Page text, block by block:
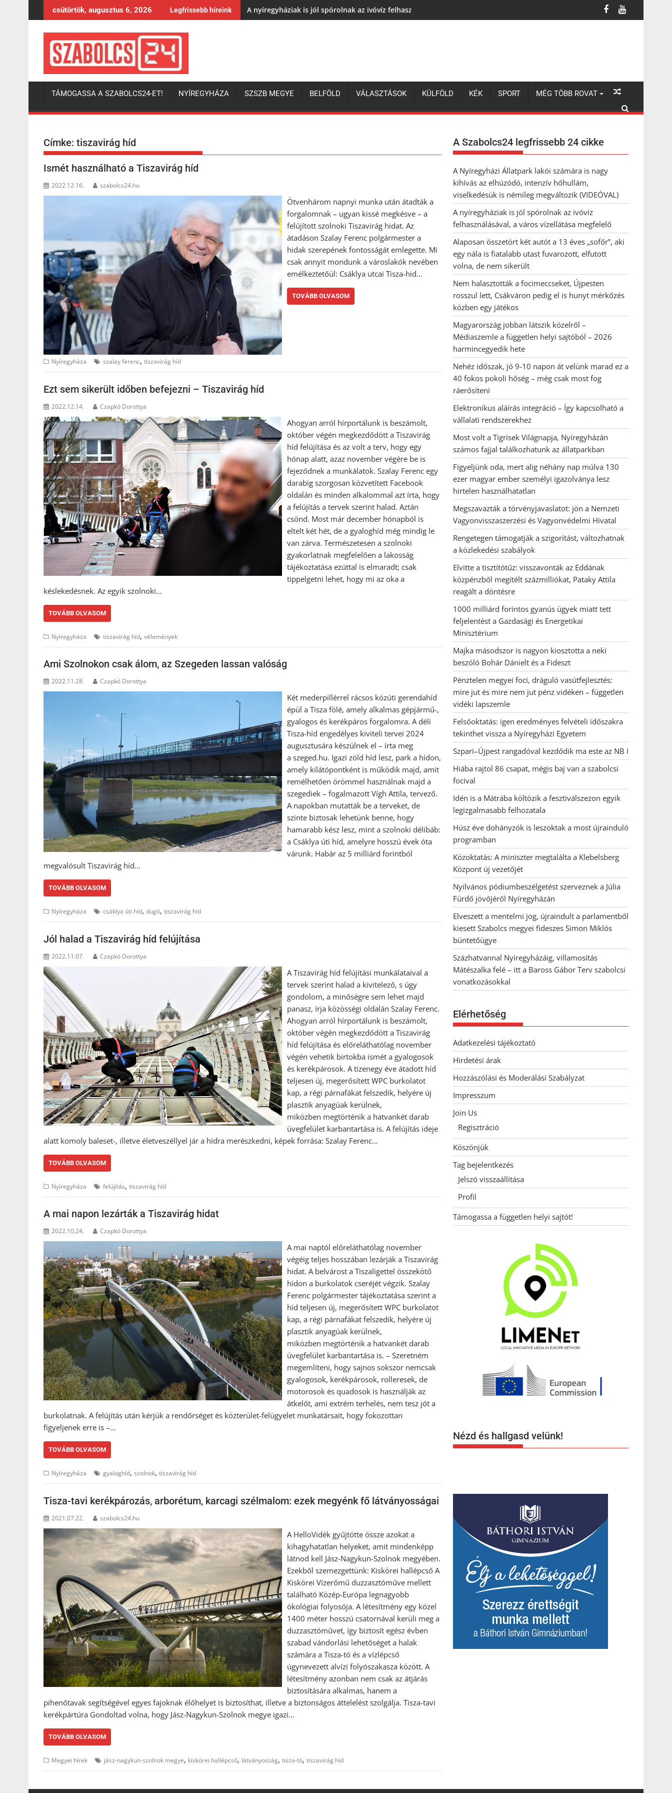
to
csütörtök, augusztus 6, 2026 Legfrissebb híreink A nyíregyháziak is jól spórolnak az ivóvíz felhasználásával, a város vízellátása megfelelő
TÁMOGASSA A SZABOLCS24-ET! NYÍREGYHÁZA SZSZB MEGYE BELFÖLD VÁLASZTÁSOK KÜLFÖLD KÉK SPORT MÉG TÖBB ROVAT
Címke: tiszavirág híd
Ismét használható a Tiszavirág híd
2022.12.16. szabolcs24.hu
Ötvenhárom napnyi munka után átadták a
forgalomnak – ugyan kissé megkésve – a
felújított szolnoki Tiszavirág hidat. Az
átadáson Szalay Ferenc polgármester a
hidak szerepének fontosságát emlegette. Mi
csak annyit mondunk a városlakók nevében
emélkeztetőül: Csáklya utcai Tisza-hid…
TOVÁBB OLVASOM
Nyíregyháza szalay ferenc, tiszavirág híd
Ezt sem sikerült időben befejezni – Tiszavirág híd
2022.12.14. Czapkó Dorottya
Ahogyan arról hírportálunk is beszámolt,
október végén megkezdődött a Tiszavirág
híd felújítása és az volt a terv, hogy egy
hónap alatt, azaz november végére be is
fejeződnek a munkálatok. Szalay Ferenc egy
darabig szorgosan közvetített Facebook
oldalán és minden alkalommal azt írta, hogy
a felújítás a tervek szerint halad. Aztán
csönd. Most már december hónapból is
eltelt két hét, de a gyaloghíd még mindig le
van zárva. Természetesen a szolnoki
gyakorlatnak megfelelően a lakosság
tájékoztatása ezúttal is elmaradt; csak
tippelgetni lehet, hogy mi az oka a
késlekedésnek. Az egyik szolnoki…
TOVÁBB OLVASOM
Nyíregyháza tiszavirág híd, vélemények
Ami Szolnokon csak álom, az Szegeden lassan valóság
2022.11.28. Czapkó Dorottya
Két mederpillérrel rácsos közúti gerendahíd
épül a Tisza fölé, amely alkalmas gépjármű-,
gyalogos és kerékpáros forgalomra. A déli
Tisza-híd engedélyes kiviteli tervei 2024
augusztusára készülnek el – írta meg
a szeged.hu. Igazi zöld híd lesz, park a hídon,
amely kilátópontként is működik majd, amit
remélhetően örömmel használnak majd a
szegediek – fogalmazott Vígh Attila, tervező.
A napokban mutatták be a terveket, de
szinte biztosak lehetünk benne, hogy
hamarabb kész lesz, mint a szolnoki délibáb:
a Csáklya úti híd, amelyre hosszú évek óta
várunk. Habár az 5 milliárd forintból
megvalósult Tiszavirág híd…
TOVÁBB OLVASOM
Nyíregyháza csáklya úti híd, dugó, tiszavirág híd
Jól halad a Tiszavirág híd felújítása
2022.11.07. Czapkó Dorottya
A Tiszavirág híd felújítási munkálataival a
tervek szerint halad a kivitelező, s úgy
gondolom, a minőségre sem lehet majd
panasz, írja közösségi oldalán Szalay Ferenc.
Ahogyan arról hírportálunk is beszámolt,
október végén megkezdődött a Tiszavirág
híd felújítása és előreláthatólag november
végén vehetik birtokba ismét a gyalogosok
és kerékpárosok. A tizenegy éve átadott híd
teljesen új, megerősített WPC burkolatot
kap, a régi párnafákat felszedik, helyére új
plasztik anyagúak kerülnek,
miközben megtörténik a hatvankét darab
üvegfelület karbantartása is. A felújítás ideje
alatt komoly baleset-, illetve életveszéllyel jár a hídra merészkedni, képek forrása: Szalay Ferenc…
TOVÁBB OLVASOM
Nyíregyháza felújítás, tiszavirág híd
A mai napon lezárták a Tiszavirág hidat
2022.10.24. Czapkó Dorottya
A mai naptól előreláthatólag november
végéig teljes hosszában lezárják a Tiszavirág
hidat. A belvárost a Tiszaligettel összekötő
hídon a burkolatok cseréjét végzik. Szalay
Ferenc polgármester tájékoztatása szerint a
híd teljesen új, megerősített WPC burkolatot
kap, a régi párnafákat felszedik, helyére új
plasztik anyagúak kerülnek,
miközben megtörténik a hatvankét darab
üvegfelület karbantartása is. – Szeretném
megemlíteni, hogy sajnos sokszor nemcsak
gyalogosok, kerékpárosok, rolleresek, de
motorosok és quadosok is használják az
átkelőt, ami extrém terhelés, nem tesz jót a
burkolatnak. A felújítás után kérjük a rendőrséget és közterület-felügyelet munkatársait, hogy fokozottan
figyeljenek erre is –…
TOVÁBB OLVASOM
Nyíregyháza gyaloghíd, szolnok, tiszavirág híd
Tisza-tavi kerékpározás, arborétum, karcagi szélmalom: ezek megyénk fő látványosságai
2021.07.22. szabolcs24.hu
A HelloVidék gyűjtötte össze azokat a
kihagyhatatlan helyeket, amit mindenképp
látnod kell Jász-Nagykun-Szolnok megyében.
Ezekből szemezgettünk: Kiskörei hallépcső A
Kiskörei Vízerőmű duzzasztóműve mellett
található Közép-Európa legnagyobb
ökológiai folyosója. A létesítmény egy közel
1400 méter hosszú csatornával kerüli meg a
duzzasztóművet, így biztosít egész évben
szabad vándorlási lehetőséget a halak
számára a Tisza-tó és a vízlépcső
úgynevezett alvízi folyószakasza között. A
létesítmény azonban nem csak az átjárás
biztosítására alkalmas, hanem a
pihenőtavak segítségével egyes fajoknak élőhelyet is biztosíthat, illetve a biztonságos áttelelést szolgálja. Tisza-tavi
kerékpártúra Gondoltad volna, hogy Jász-Nagykun-Szolnok megye igazi…
TOVÁBB OLVASOM
Megyei hírek jász-nagykun-szolnok megye, kiskörei hallépcső, látványosság, tisza-tó, tiszavirág híd
A Szabolcs24 legfrissebb 24 cikke
A Nyíregyházi Állatpark lakói számára is nagy
kihívás az elhúzódó, intenzív hőhullám,
viselkedésük is némileg megváltozik (VIDEÓVAL)
A nyíregyháziak is jól spórolnak az ivóvíz
felhasználásával, a város vízellátása megfelelő
Alaposan összetört két autót a 13 éves „sofőr”, aki
egy nála is fiatalabb utast fuvarozott, elfutott
volna, de nem sikerült
Nem halasztották a focimeccseket, Újpesten
rosszul lett, Csákváron pedig el is hunyt mérkőzés
közben egy játékos
Magyarország jobban látszik közelről –
Médiaszemle a független helyi sajtóból – 2026
harmincegyedik hete
Nehéz időszak, jó 9-10 napon át velünk marad ez a
40 fokos pokoli hőség – még csak most fog
ráerősíteni
Elektronikus aláírás integráció – Így kapcsolható a
vállalati rendszerekhez
Most volt a Tigrisek Világnapja, Nyíregyházán
számos fajjal találkozhatunk az állatparkban
Figyeljünk oda, mert alig néhány nap múlva 130
ezer magyar ember személyi igazolványa lesz
hirtelen használhatatlan
Megszavazták a törvényjavaslatot: jön a Nemzeti
Vagyonvisszaszerzési és Vagyonvédelmi Hivatal
Rengetegen támogatják a szigorítást, változhatnak
a közlekedési szabályok
Elvitte a tisztítótűz: visszavonták az Eddának
közpénzből megítélt százmilliókat, Pataky Attila
reagált a döntésre
1000 milliárd forintos gyanús ügyek miatt tett
feljelentést a Gazdasági és Energetikai
Minisztérium
Majka másodszor is nagyon kiosztotta a neki
beszóló Bohár Dánielt és a Fideszt
Pénztelen megyei foci, dráguló vasútfejlesztés:
mire jut és mire nem jut pénz vidéken – független
vidéki lapszemle
Felsőoktatás: igen eredményes felvételi időszakra
tekinthet vissza a Nyíregyházi Egyetem
Szpari–Újpest rangadóval kezdődik ma este az NB I
Hiába rajtol 86 csapat, mégis baj van a szabolcsi
focival
Idén is a Mátrába költözik a fesztiválszezon egyik
legizgalmasabb felhozatala
Húsz éve dohányzók is leszoktak a most újrainduló
programban
Közoktatás: A miniszter megtalálta a Klebelsberg
Központ új vezetőjét
Nyilvános pódiumbeszélgetést szerveznek a Júlia
Fürdő jövőjéről Nyíregyházán
Elveszett a mentelmi jog, újraindult a parlamentből
kiesett Szabolcs megyei fideszes Simon Miklós
büntetőügye
Százhatvannal Nyíregyházáig, villamosítás
Mátészalka felé – itt a Baross Gábor Terv szabolcsi
vonatkozásokkal
Elérhetőség
Adatkezelési tájékoztató
Hirdetési árak
Hozzászólási és Moderálási Szabályzat
Impresszum
Join Us
Regisztráció
Köszönjük
Tag bejelentkezés
Jelszó visszaállítása
Profil
Támogassa a független helyi sajtót!
Nézd és hallgasd velünk!